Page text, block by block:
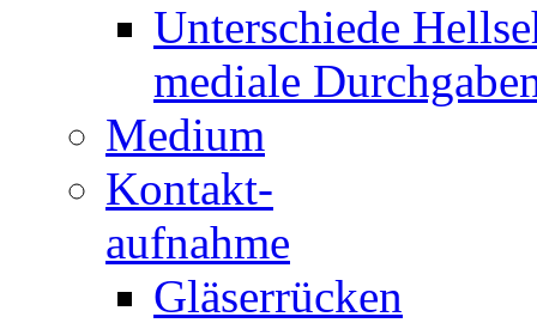
Unterschiede
mediale
Medium
Kontakt-
aufnahme
Gläserrücken